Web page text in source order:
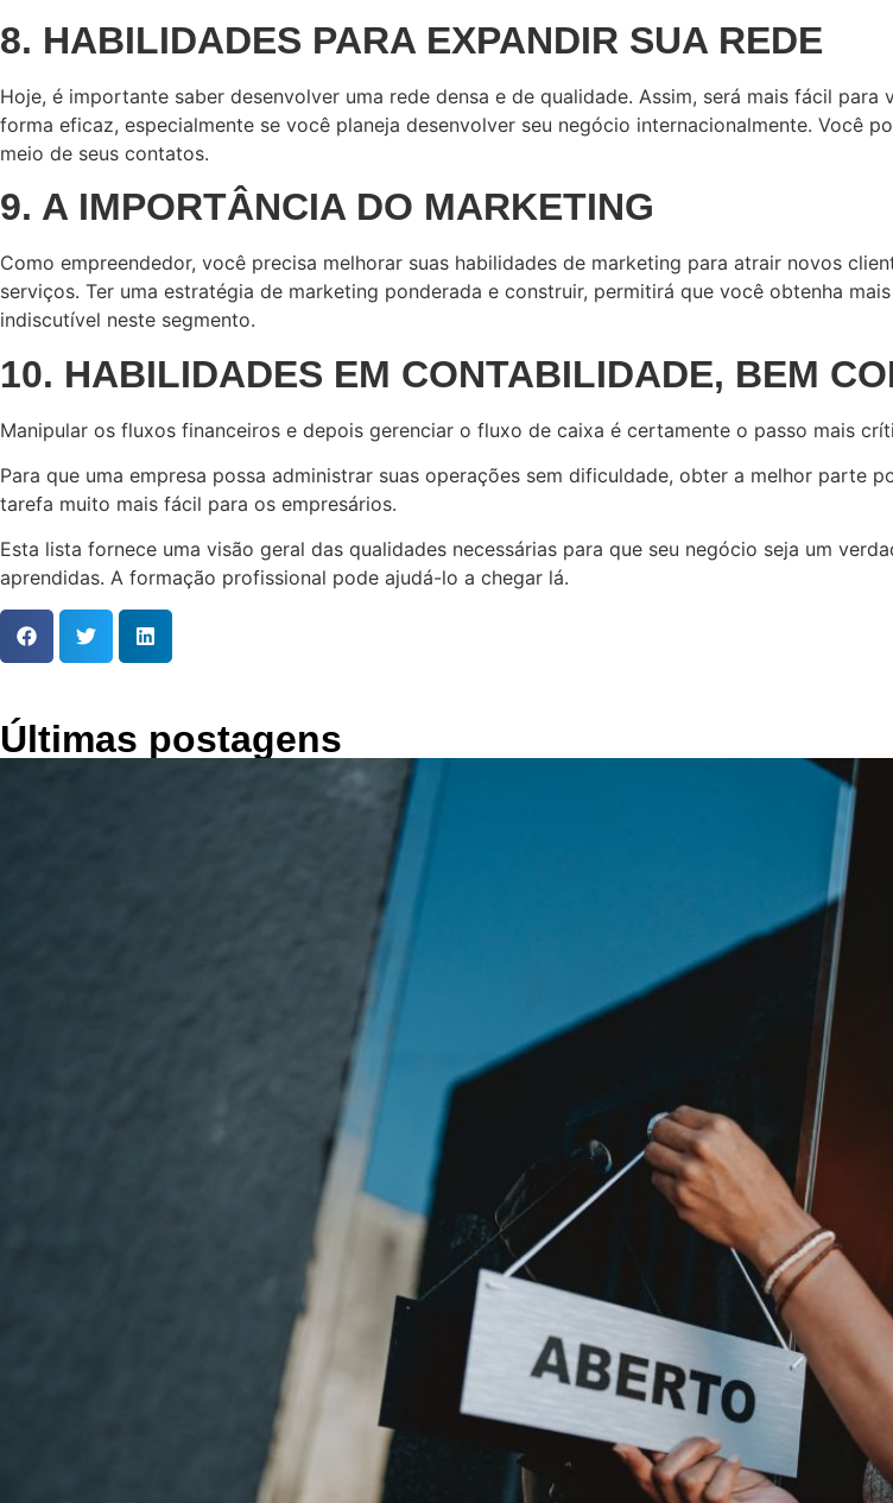
8. HABILIDADES PARA EXPANDIR SUA REDE
Hoje, é importante saber desenvolver uma rede densa e de qualidade. Assim, será mais fácil
forma eficaz, especialmente se você planeja desenvolver seu negócio internacionalmente. Você
meio de seus contatos.
9. A IMPORTÂNCIA DO MARKETING
Como empreendedor, você precisa melhorar suas habilidades de marketing para atrair novos
serviços. Ter uma estratégia de marketing ponderada e construir, permitirá que você obtenha
indiscutível neste segmento.
10. HABILIDADES EM CONTABILIDADE, BEM
Manipular os fluxos financeiros e depois gerenciar o fluxo de caixa é certamente o passo mais
Para que uma empresa possa administrar suas operações sem dificuldade, obter a melhor
tarefa muito mais fácil para os empresários.
Esta lista fornece uma visão geral das qualidades necessárias para que seu negócio seja um
aprendidas. A formação profissional pode ajudá-lo a chegar lá.
Últimas postagens